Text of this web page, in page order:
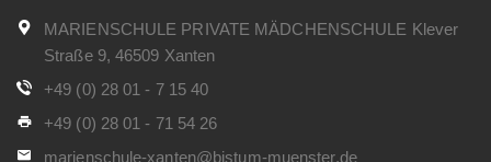
MARIENSCHULE PRIVATE MÄDCHENSCHULE Klever
Straße 9, 46509 Xanten
+49 (0) 28 01 - 7 15 40
+49 (0) 28 01 - 71 54 26
marienschule-xanten@bistum-muenster.de